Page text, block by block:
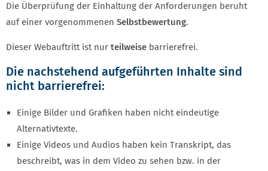
Die Überprüfung der Einhaltung der Anforderungen beruht
auf einer vorgenommenen Selbstbewertung.
Dieser Webauftritt ist nur teilweise barrierefrei.
Die nachstehend aufgeführten Inhalte sind
nicht barrierefrei:
Einige Bilder und Grafiken haben nicht eindeutige
Alternativtexte.
Einige Videos und Audios haben kein Transkript, das
beschreibt, was in dem Video zu sehen bzw. in der